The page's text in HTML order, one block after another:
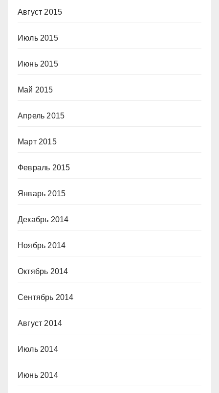
Август 2015
Июль 2015
Июнь 2015
Май 2015
Апрель 2015
Март 2015
Февраль 2015
Январь 2015
Декабрь 2014
Ноябрь 2014
Октябрь 2014
Сентябрь 2014
Август 2014
Июль 2014
Июнь 2014